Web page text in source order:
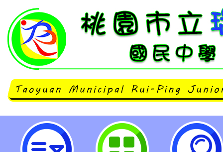
114武漢國中「指遊響你」拇指琴
坪國民中學